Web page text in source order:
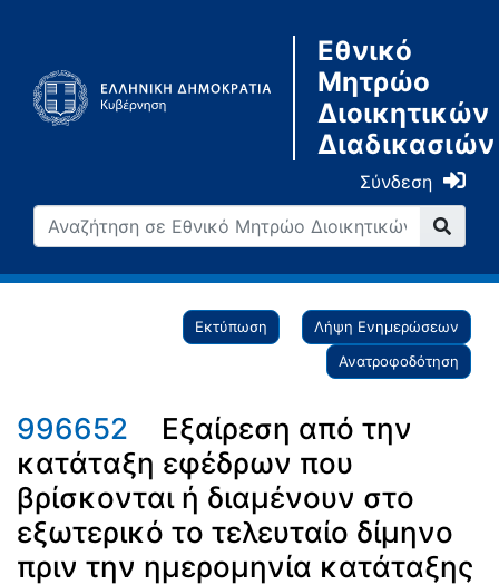
Εθνικό
Μητρώο
Διοικητικών
Διαδικασιών
Σύνδεση
Εκτύπωση
Λήψη Ενημερώσεων
Ανατροφοδότηση
996652
Εξαίρεση από την
κατάταξη εφέδρων που
βρίσκονται ή διαμένουν στο
εξωτερικό το τελευταίο δίμηνο
πριν την ημερομηνία κατάταξης